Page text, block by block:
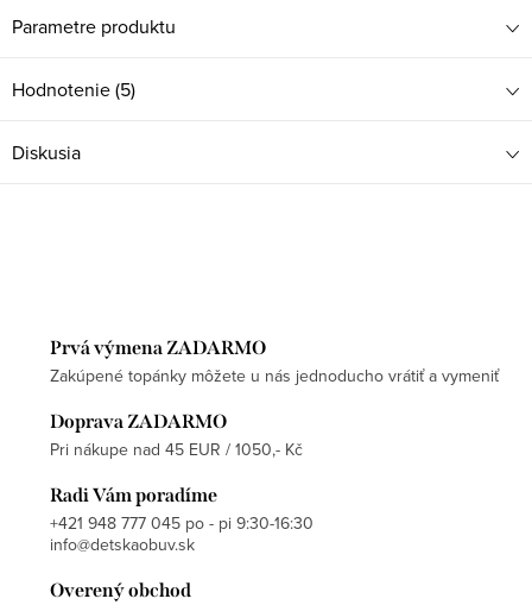
Parametre produktu
Hodnotenie (5)
Diskusia
Prvá výmena ZADARMO
Zakúpené topánky môžete u nás jednoducho vrátiť a vymeniť
Doprava ZADARMO
Pri nákupe nad 45 EUR / 1050,- Kč
Radi Vám poradíme
+421 948 777 045 po - pi 9:30-16:30
info@detskaobuv.sk
Overený obchod